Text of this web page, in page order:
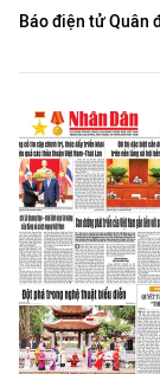
Báo điện tử Quân